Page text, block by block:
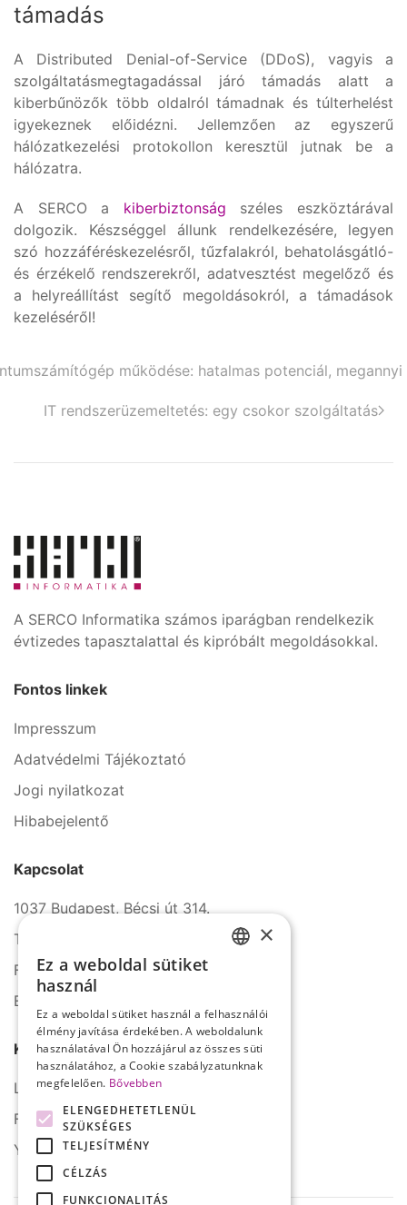
támadás
A Distributed Denial-of-Service (DDoS), vagyis a
szolgáltatásmegtagadással járó támadás alatt a
kiberbűnözők több oldalról támadnak és túlterhelést
igyekeznek előidézni. Jellemzően az egyszerű
hálózatkezelési protokollon keresztül jutnak be a
hálózatra.
A SERCO a kiberbiztonság széles eszköztárával
dolgozik. Készséggel állunk rendelkezésére, legyen
szó hozzáféréskezelésről, tűzfalakról, behatolásgátló-
és érzékelő rendszerekről, adatvesztést megelőző és
a helyreállítást segítő megoldásokról, a támadások
kezeléséről!
működése: hatalmas potenciál, megannyi
IT rendszerüzemeltetés: egy csokor szolgáltatás
A SERCO Informatika számos iparágban rendelkezik
évtizedes tapasztalattal és kipróbált megoldásokkal.
Fontos linkek
Impresszum
Adatvédelmi Tájékoztató
Jogi nyilatkozat
Hibabejelentő
Kapcsolat
1037 Budapest, Bécsi út 314.
Tel.: +36 1 272 2140
Fax: +36 1 272 2150
E-mail: info@serco.hu
Kövessen minket
LinkedIn
Facebook
YouTube
×
Ez a weboldal sütiket
használ
Ez a weboldal sütiket használ a felhasználói
élmény javítása érdekében. A weboldalunk
használatával Ön hozzájárul az összes süti
használatához, a Cookie szabályzatunknak
megfelelően. Bővebben
ELENGEDHETETLENÜL
SZÜKSÉGES
TELJESÍTMÉNY
CÉLZÁS
FUNKCIONALITÁS